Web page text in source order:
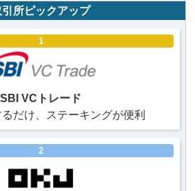
引所ピックアップ
1
SBI VCトレード
だけ、ステーキングが便利
2